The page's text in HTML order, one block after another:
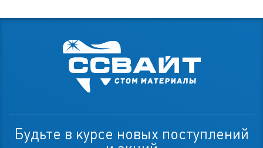
Будьте в курсе новых поступлений